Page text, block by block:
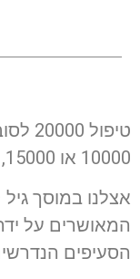
10000 או 15000, ניתן להניח כי מדובר על רכב חדש ומתקדם, הראוי לטיפול איכותי בהתאם.
אצלנו במוסך
הסעיפים